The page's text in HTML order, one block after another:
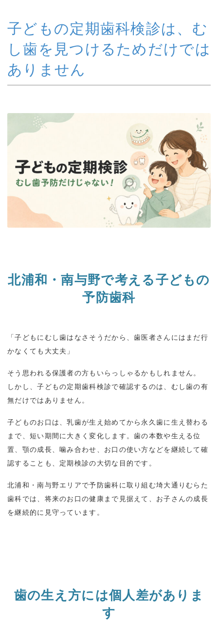
子どもの定期歯科検診は、む
し歯を見つけるためだけでは
ありません
北浦和・南与野で考える子どもの
予防歯科
「子どもにむし歯はなさそうだから、歯医者さんにはまだ行
かなくても大丈夫」
そう思われる保護者の方もいらっしゃるかもしれません。
しかし、子どもの定期歯科検診で確認するのは、むし歯の有
無だけではありません。
子どものお口は、乳歯が生え始めてから永久歯に生え替わる
まで、短い期間に大きく変化します。歯の本数や生える位
置、顎の成長、噛み合わせ、お口の使い方などを継続して確
認することも、定期検診の大切な目的です。
北浦和・南与野エリアで予防歯科に取り組む埼大通りむらた
歯科では、将来のお口の健康まで見据えて、お子さんの成長
を継続的に見守っています。
歯の生え方には個人差がありま
す